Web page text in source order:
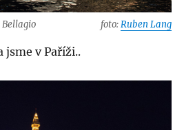
foto:Ruben Lang
jsme v Paříži..